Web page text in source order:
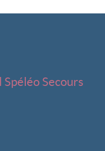
Spéléo Secours